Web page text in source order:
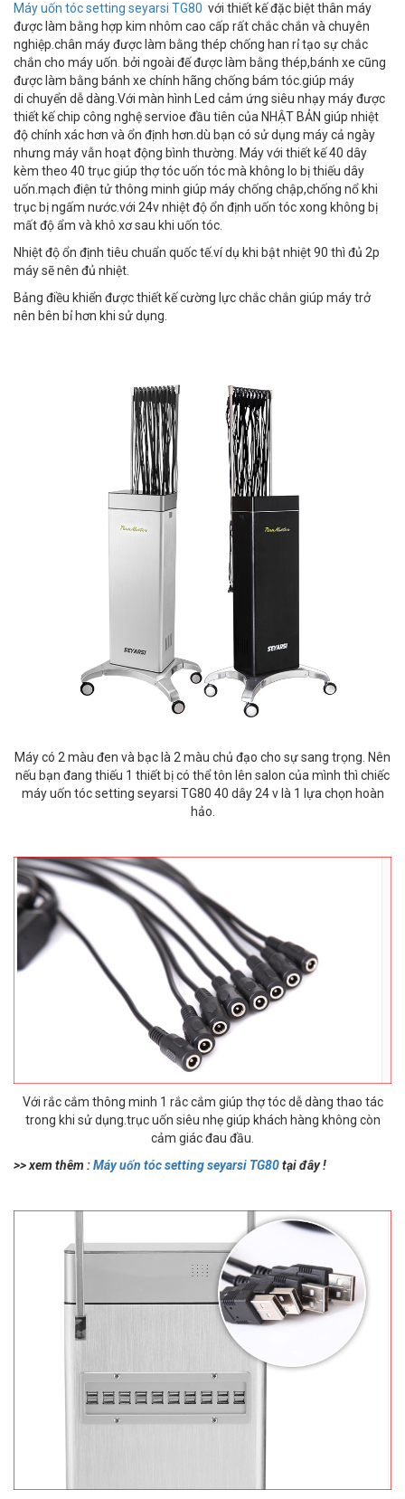
Máy uốn tóc setting seyarsi TG80 với thiết kế đặc biệt thân máy
được làm bằng hợp kim nhôm cao cấp rất chắc chắn và chuyên
nghiệp.chân máy được làm bằng thép chống han rỉ tạo sự chắc
chắn cho máy uốn bởi ngoài đế được làm bằng thép,bánh xe cũng
được làm bằng bánh xe chính hãng chống bám tóc.giúp máy
di chuyển dễ dàng.Với màn hình Led cảm ứng siêu nhạy máy được
thiết kế chip công nghệ servioe đầu tiên của NHẬT BẢN giúp nhiệt
độ chính xác hơn và ổn định hơn.dù bạn có sử dụng máy cả ngày
nhưng máy vẫn hoạt động bình thường. Máy với thiết kế 40 dây
kèm theo 40 trục giúp thợ tóc uốn tóc mà không lo bị thiếu dây
uốn.mạch điện tử thông minh giúp máy chống chập,chống nổ khi
trục bị ngấm nước.với 24v nhiệt độ ổn định uốn tóc xong không bị
mất độ ẩm và khô xơ sau khi uốn tóc.
Nhiệt độ ổn định tiêu chuẩn quốc tế.ví dụ khi bật nhiệt 90 thì đủ 2p
máy sẽ nên đủ nhiệt.
Bảng điều khiển được thiết kế cường lực chắc chắn giúp máy trở
nên bên bỉ hơn khi sử dụng.
Máy có 2 màu đen và bạc là 2 màu chủ đạo cho sự sang trọng. Nên
nếu bạn đang thiếu 1 thiết bị có thể tôn lên salon của mình thì chiếc
máy uốn tóc setting seyarsi TG80 40 dây 24 v là 1 lựa chọn hoàn
hảo.
Với rắc cắm thông minh 1 rắc cắm giúp thợ tóc dễ dàng thao tác
trong khi sử dụng.trục uốn siêu nhẹ giúp khách hàng không còn
cảm giác đau đầu.
>> xem thêm :Máy uốn tóc setting seyarsi TG80tại đây !